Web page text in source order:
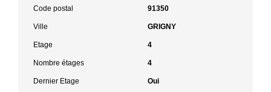
Code postal 91350
Ville GRIGNY
Etage 4
Nombre étages 4
Dernier Etage Oui